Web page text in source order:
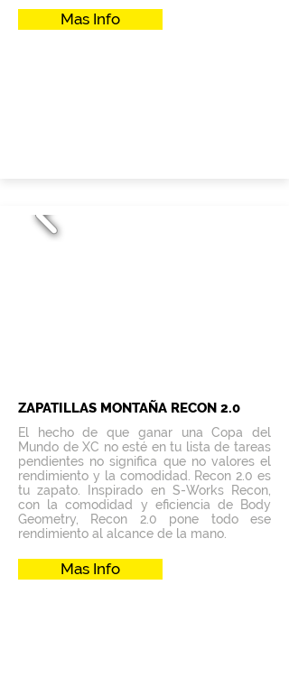
Mas Info
ZAPATILLAS MONTAÑA RECON 2.0
El hecho de que ganar una Copa del
Mundo de XC no esté en tu lista de tareas
pendientes no significa que no valores el
rendimiento y la comodidad. Recon 2.0 es
tu zapato. Inspirado en S-Works Recon,
con la comodidad y eficiencia de Body
Geometry, Recon 2.0 pone todo ese
rendimiento al alcance de la mano.
Mas Info